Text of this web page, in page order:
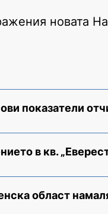
новата
показатели
в кв.
област